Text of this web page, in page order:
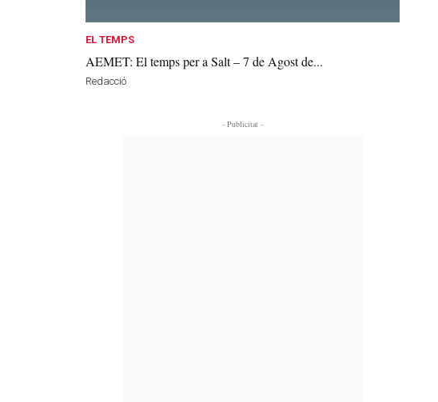
EL TEMPS
AEMET: El temps per a Salt – 7 de Agost de...
Redacció
- Publicitat -